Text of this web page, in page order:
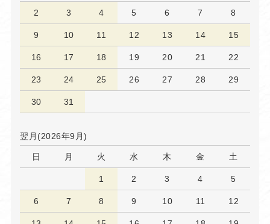
2 3 4 5 6 7 8
9 10 11 12 13 14 15
16 17 18 19 20 21 22
23 24 25 26 27 28 29
30 31
翌月(2026年9月)
日 月 火 水 木 金 土
1 2 3 4 5
6 7 8 9 10 11 12